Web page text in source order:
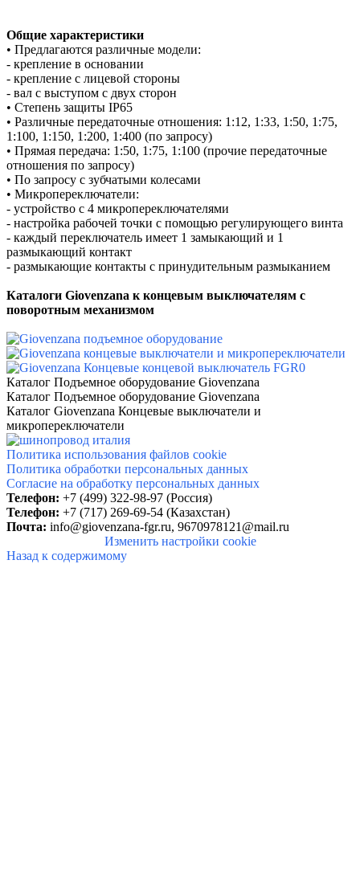
Общие характеристики
• Предлагаются различные модели:
- крепление в основании
- крепление с лицевой стороны
- вал с выступом с двух сторон
• Степень защиты IP65
• Различные передаточные отношения: 1:12, 1:33, 1:50, 1:75,
1:100, 1:150, 1:200, 1:400 (по запросу)
• Прямая передача: 1:50, 1:75, 1:100 (прочие передаточные
отношения по запросу)
• По запросу с зубчатыми колесами
• Микропереключатели:
- устройство с 4 микропереключателями
- настройка рабочей точки с помощью регулирующего винта
- каждый переключатель имеет 1 замыкающий и 1
размыкающий контакт
- размыкающие контакты с принудительным размыканием
Каталоги Giovenzana к концевым выключателям с
поворотным механизмом
Каталог Подъемное оборудование Giovenzana
Каталог Подъемное оборудование Giovenzana
Каталог Giovenzana Концевые выключатели и
микропереключатели
Политика использования файлов cookie
Политика обработки персональных данных
Согласие на обработку персональных данных
Телефон: +7 (499) 322-98-97 (Россия)
Телефон: +7 (717) 269-69-54 (Казахстан)
Почта: info@giovenzana-fgr.ru, 9670978121@mail.ru
Изменить настройки cookie
Назад к содержимому